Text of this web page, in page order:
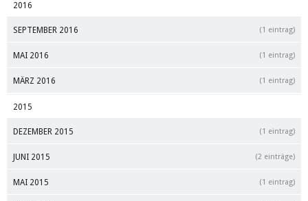
2016
SEPTEMBER 2016 (1 eintrag)
MAI 2016 (1 eintrag)
MÄRZ 2016 (1 eintrag)
2015
DEZEMBER 2015 (1 eintrag)
JUNI 2015 (2 einträge)
MAI 2015 (1 eintrag)